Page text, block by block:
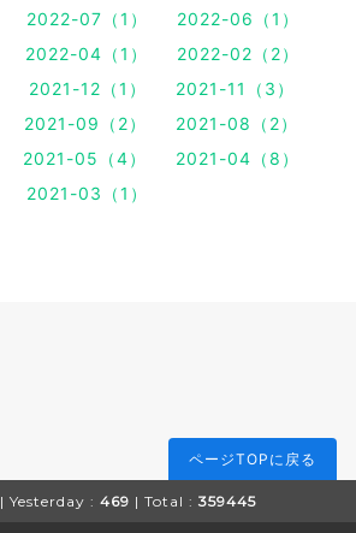
2022-07（1）
2022-06（1）
2022-04（1）
2022-02（2）
2021-12（1）
2021-11（3）
2021-09（2）
2021-08（2）
2021-05（4）
2021-04（8）
2021-03（1）
ページTOPに戻る
| Yesterday : 469 | Total : 359445